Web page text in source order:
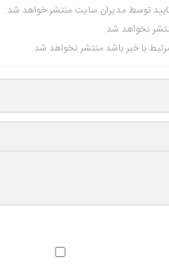
توسط مدیران سایت منتشر خواهد شد.
نخواهد شد.
با خبر باشد منتشر نخواهد شد.